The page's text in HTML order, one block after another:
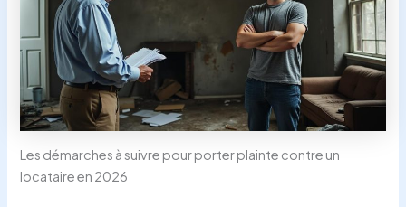
Les démarches à suivre pour porter plainte contre un
locataire en 2026